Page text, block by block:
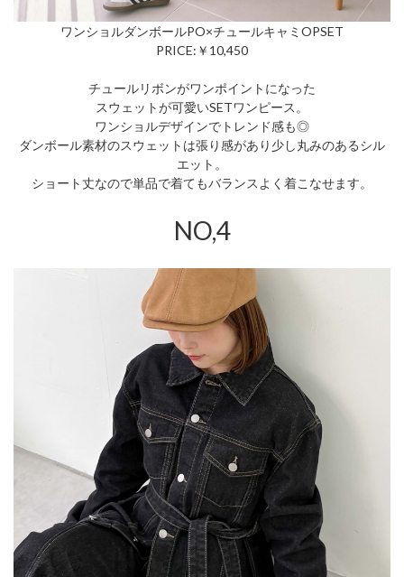
ワンショルダンボールPO×チュールキャミOPSET
PRICE:￥10,450
チュールリボンがワンポイントになった
スウェットが可愛いSETワンピース。
ワンショルデザインでトレンド感も◎
ダンボール素材のスウェットは張り感があり少し丸みのあるシル
エット。
ショート丈なので単品で着てもバランスよく着こなせます。
NO,4